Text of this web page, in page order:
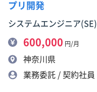
プリ開発
システムエンジニア(SE)
600,000 円/月
神奈川県
業務委託 / 契約社員